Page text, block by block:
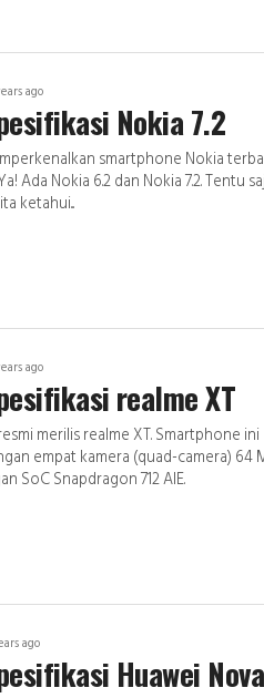
ago
Nokia 7.2
smartphone Nokia
Ada Nokia 6.2 dan Nokia 7.2. Tentu
ketahui...
ago
realme XT
merilis realme XT. Smartphone ini
empat kamera (quad-camera) 64
SoC Snapdragon 712 AIE.
ago
Huawei